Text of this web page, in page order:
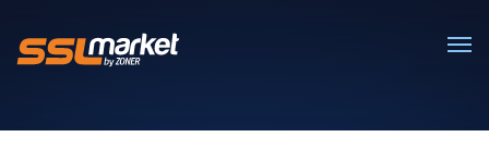
Megbízható SSL/TLS tanúsítványok